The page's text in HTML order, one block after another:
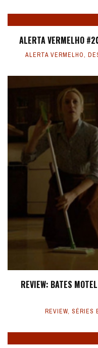
ALERTA VERMELHO
ALERTA VERMELHO,
REVIEW: BATES
REVIEW, SÉRIES